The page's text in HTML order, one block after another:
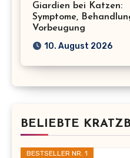
Giardien bei Katzen:
Symptome,
Vorbeugung
10. August 2026
BELIEBTE
BESTSELLER NR. 1